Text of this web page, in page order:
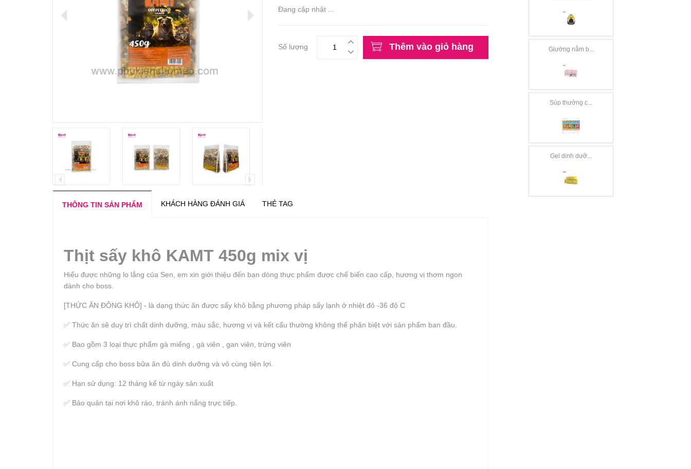
Đang cập nhật ...
Số lượng Thêm vào giỏ hàng
THÔNG TIN SẢN PHẨM KHÁCH HÀNG ĐÁNH GIÁ THẺ TAG
Thịt sấy khô KAMT 450g mix vị
Hiểu được những lo lắng của Sen, em xin giới thiệu đến bạn dòng thực phẩm được chế biến cao cấp, hương vị thơm ngon
dành cho boss.
[THỨC ĂN ĐÔNG KHÔ] - là dạng thức ăn được sấy khô bằng phương pháp sấy lạnh ở nhiệt đô -36 độ C
✅ Thức ăn sẽ duy trì chất dinh dưỡng, màu sắc, hương vị và kết cấu thường không thể phân biệt với sản phẩm ban đầu.
✅ Bao gồm 3 loại thực phẩm gà miếng , gà viên , gan viên, trứng viên
✅ Cung cấp cho boss bữa ăn đủ dinh dưỡng và vô cùng tiện lợi.
✅ Hạn sử dụng: 12 tháng kể từ ngày sản xuất
✅ Bảo quản tại nơi khô ráo, tránh ánh nắng trực tiếp.
Giường nằm b...
Súp thưởng c...
Gel dinh dưỡ...